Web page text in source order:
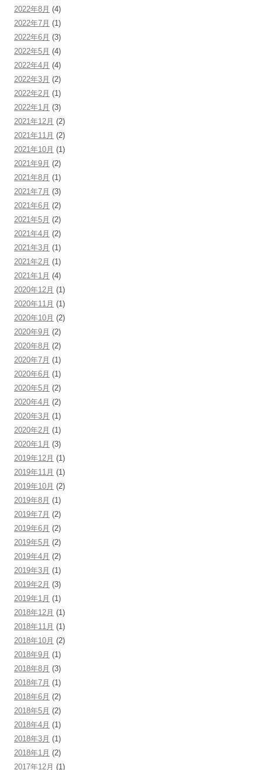
2022年8月 (4)
2022年7月 (1)
2022年6月 (3)
2022年5月 (4)
2022年4月 (4)
2022年3月 (2)
2022年2月 (1)
2022年1月 (3)
2021年12月 (2)
2021年11月 (2)
2021年10月 (1)
2021年9月 (2)
2021年8月 (1)
2021年7月 (3)
2021年6月 (2)
2021年5月 (2)
2021年4月 (2)
2021年3月 (1)
2021年2月 (1)
2021年1月 (4)
2020年12月 (1)
2020年11月 (1)
2020年10月 (2)
2020年9月 (2)
2020年8月 (2)
2020年7月 (1)
2020年6月 (1)
2020年5月 (2)
2020年4月 (2)
2020年3月 (1)
2020年2月 (1)
2020年1月 (3)
2019年12月 (1)
2019年11月 (1)
2019年10月 (2)
2019年8月 (1)
2019年7月 (2)
2019年6月 (2)
2019年5月 (2)
2019年4月 (2)
2019年3月 (1)
2019年2月 (3)
2019年1月 (1)
2018年12月 (1)
2018年11月 (1)
2018年10月 (2)
2018年9月 (1)
2018年8月 (3)
2018年7月 (1)
2018年6月 (2)
2018年5月 (2)
2018年4月 (1)
2018年3月 (1)
2018年1月 (2)
2017年12月 (1)